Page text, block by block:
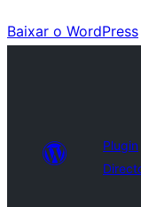
Baixar o WordPress
Plugin